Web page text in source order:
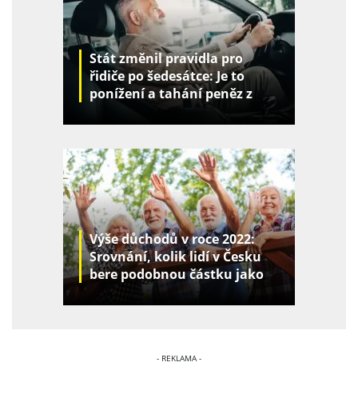
Stát změnil pravidla pro
řidiče po šedesátce: Je to
ponížení a tahání peněz z
Výše důchodů v roce 2022:
Srovnání, kolik lidí v Česku
bere podobnou částku jako